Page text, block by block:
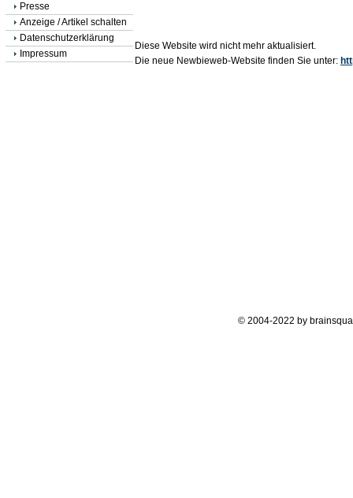
Presse
Anzeige / Artikel schalten
Datenschutzerklärung
Impressum
Diese Website wird nicht mehr aktualisiert.
Die neue Newbieweb-Website finden Sie unter:
© 2004-2022 by